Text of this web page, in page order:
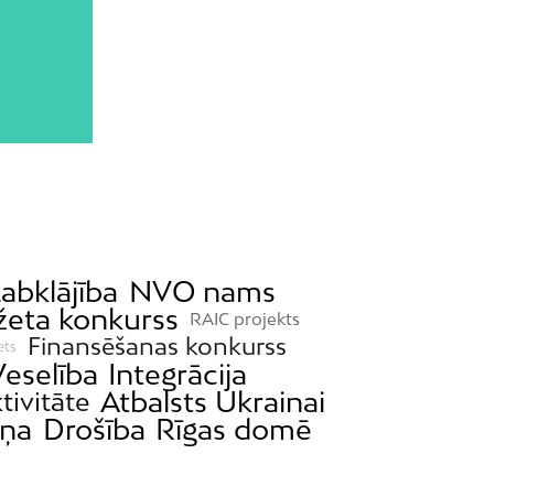
NVO nams
konkurss RAIC projekts
Finansēšanas konkurss
Integrācija
Atbalsts Ukrainai
Drošība Rīgas domē